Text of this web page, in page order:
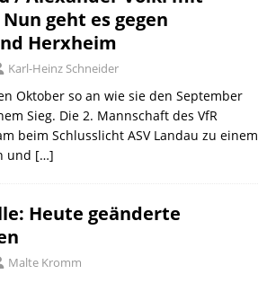
geht es gegen
Herxheim
Karl-Heinz Schneider
Oktober so an wie sie den September
Sieg. Die 2. Mannschaft des VfR
beim Schlusslicht ASV Landau zu einem
und […]
Heute geänderte
Malte Kromm